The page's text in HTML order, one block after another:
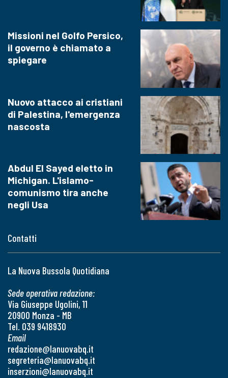
Contatti
La Nuova Bussola Quotidiana
Sede operativa redazione:
Via Giuseppe Ugolini, 11
20900 Monza - MB
Tel. 039 9418930
Email
redazione@lanuovabq.it
segreteria@lanuovabq.it
inserzioni@lanuovabq.it
Missioni nel Golfo Persico,
il governo è chiamato a
spiegare
Nuovo attacco ai cristiani
di Palestina, l'emergenza
nascosta
Abdul El Sayed eletto in
Michigan. L'islamo-
comunismo tira anche
negli Usa